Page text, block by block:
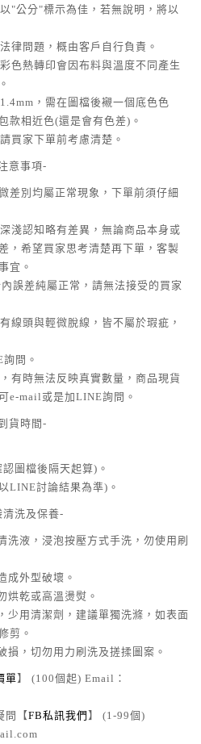
"公分"標示為佳，若無說明，將以
律問題，概由客戶自行負責。
色熱轉印會因布料與溫度不同產生
，需在圖檔後襯一個底色色
款相近色(還是會有色差)。
買家下單前考慮清楚。
意事項-
差別均屬正常現象，下單前須仔細
淺認知略有差異，無論商品本身或
，希望買家思考清楚再下單，客製
宜。
誤差純屬正常，請無法接受的買家
線頭與輕微脫線，皆不屬於瑕疵，
問。
有時無法反映真實數量，商品現貨
e-mail或是加LINE詢問。
貨時間-
圖檔後隔天起算)。
LINE討論結果為準)。
清洗及保養-
洗液，浸泡按壓方式手洗，勿使用刷
成外型破壞。
烘乾或高溫燙熨。
少用清潔劑，建議單獨洗滌，如表面
剪。
損，切勿用力刷洗及搓揉圖案。
單】 (100個起) Email：
問【FB私訊我們 】 (1-99個)